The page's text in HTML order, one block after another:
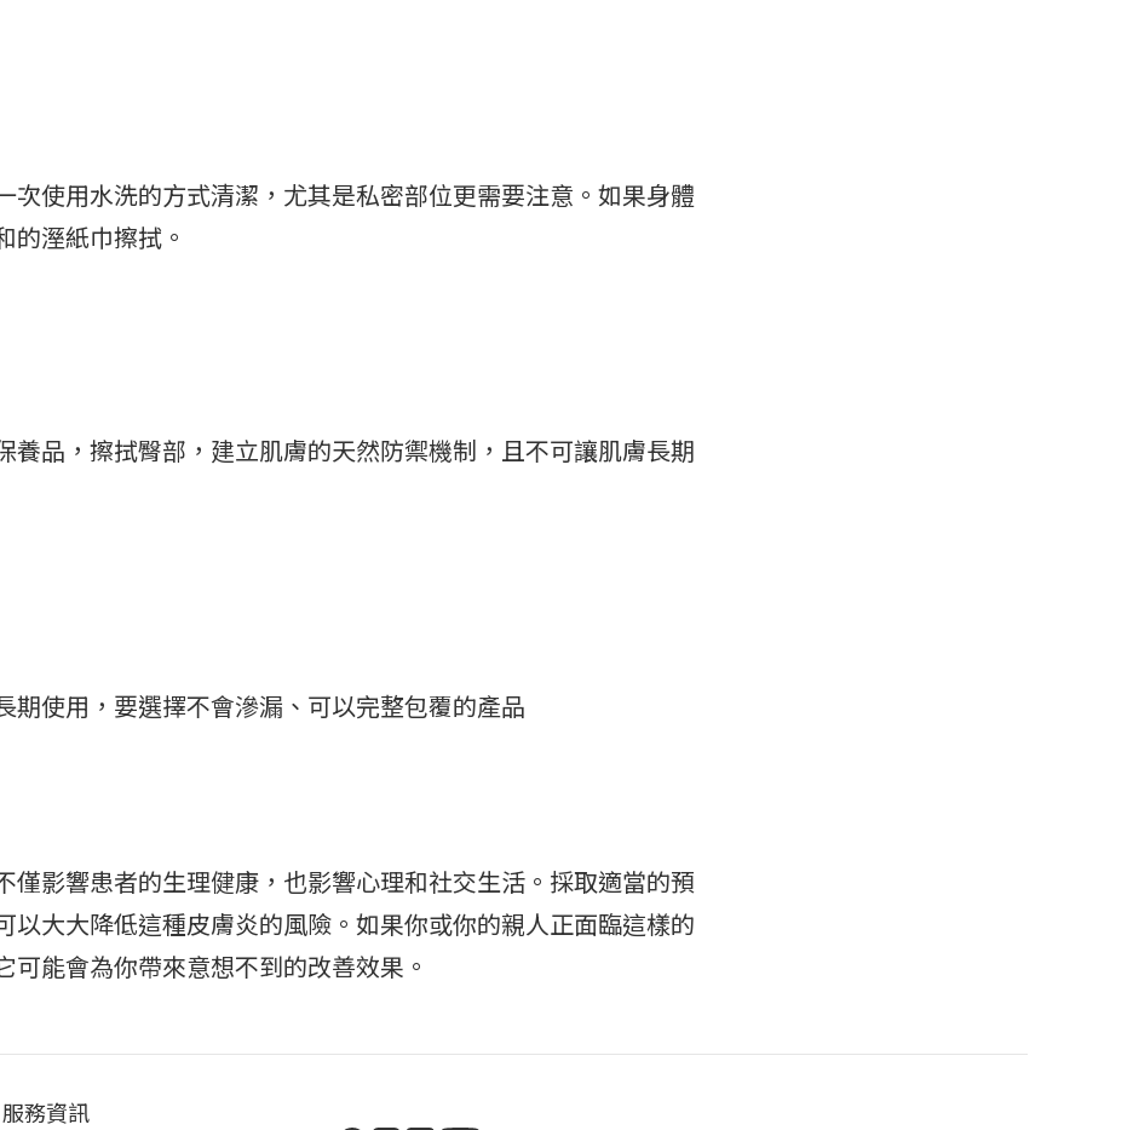
使用水洗的方式清潔，尤其是私密部位更需要注意。如果身體
的溼紙巾擦拭。
養品，擦拭臀部，建立肌膚的天然防禦機制，且不可讓肌膚長期
期使用，要選擇不會滲漏、可以完整包覆的產品
僅影響患者的生理健康，也影響心理和社交生活。採取適當的預
以大大降低這種皮膚炎的風險。如果你或你的親人正面臨這樣的
能會為你帶來意想不到的改善效果。
服務資訊